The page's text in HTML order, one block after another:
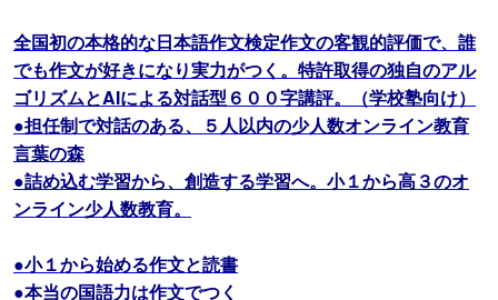
全国初の本格的な日本語作文検定作文の客観的評価で、誰
でも作文が好きになり実力がつく。特許取得の独自のアル
ゴリズムとAIによる対話型６００字講評。（学校塾向け）
●担任制で対話のある、５人以内の少人数オンライン教育
言葉の森
●詰め込む学習から、創造する学習へ。小１から高３のオ
ンライン少人数教育。
●小１から始める作文と読書
●本当の国語力は作文でつく